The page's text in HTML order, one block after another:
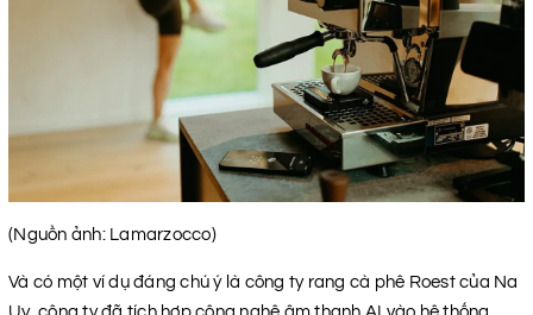
(Nguồn ảnh: Lamarzocco)
Và có một ví dụ đáng chú ý là công ty rang cà phê Roest của Na